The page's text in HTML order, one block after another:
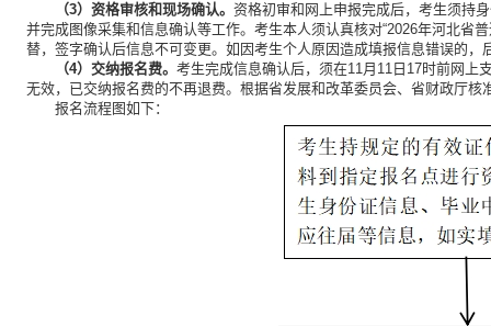
（3）资格审核和现场确认。 资格初审和网上申报完成后，考生须持
并完成图像采集和信息确认等工作。考生本人须认真核对“2026年河北省
替，签字确认后信息不可变更。如因考生个人原因造成填报信息错误的
（4）交纳报名费。 考生完成信息确认后，须在11月11日17时前网上
无效，已交纳报名费的不再退费。根据省发展和改革委员会、省财政厅
报名流程图如下：